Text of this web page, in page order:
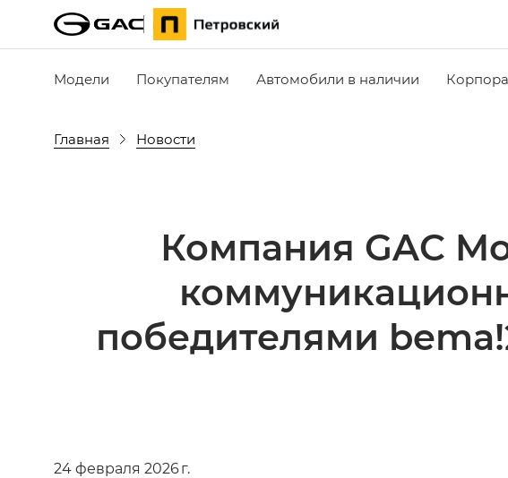
Модели Покупателям Автомобили в наличии
Главная Новости
Компания GAC
победителями
24 февраля 2026 г.